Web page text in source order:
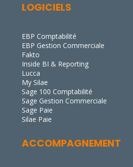
LOGICIELS
EBP Comptabilité
EBP Gestion Commerciale
Fakto
Inside BI & Reporting
Lucca
My Silae
Sage 100 Comptabilité
Sage Gestion Commerciale
Sage Paie
Silae Paie
ACCOMPAGNEMENT